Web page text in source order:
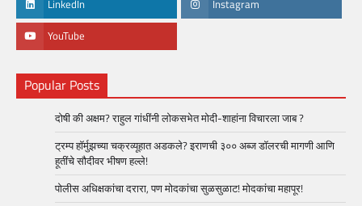
LinkedIn Instagram
YouTube
Popular Posts
दोषी की अक्षम? राहुल गांधींनी लोकसभेत मोदी-शाहांना विचारला जाब ?
ट्रम्प हॉर्मुझच्या चक्रव्यूहात अडकले? इराणची ३०० अब्ज डॉलरची मागणी आणि
हूतींचे सौदीवर भीषण हल्ले!
पोलीस अधिक्षकांचा दरारा, पण मोदकांचा सुळसुळाट! मोदकांचा महापूर!